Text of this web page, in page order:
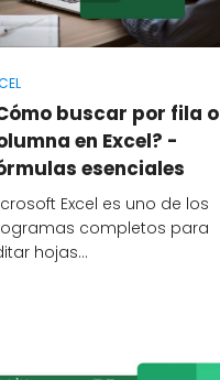
buscar por fila o
en Excel? -
esenciales
Excel es uno de los
completos para
hojas…